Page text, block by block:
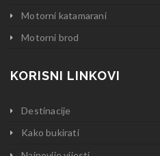
Motorni katamarani
Motorni brod
KORISNI LINKOVI
Destinacije
Kako bukirati